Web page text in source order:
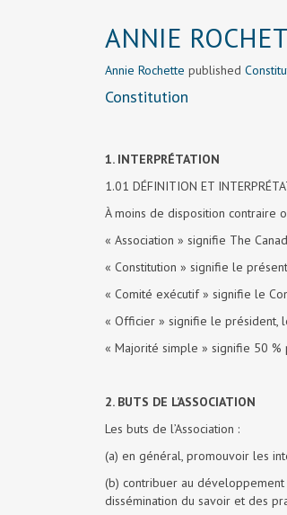
ANNIE
Annie Rochette published
Constitution
1. INTERPRÉTATION
1.01 DÉFINITION ET
À moins de disposition contraire
« Association » signifie The
« Constitution » signifie le
« Comité exécutif » signifie le
« Officier » signifie le président,
« Majorité simple » signifie 50 %
2. BUTS DE L’ASSOCIATION
Les buts de l’Association :
(a) en général, promouvoir les
(b) contribuer au
dissémination du savoir et des